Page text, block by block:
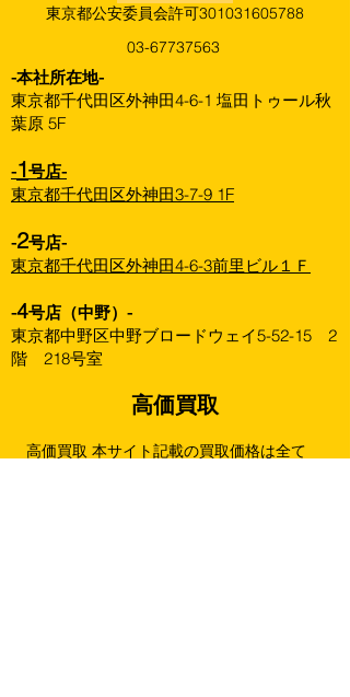
東京都公安委員会許可301031605788
03-67737563
​-本社所在地-
東京都千代田区外神田4-6-1 塩田トゥール秋
葉原 5F
-1号店-
東京都千代田区外神田3-7-9 1F
-2号店-
東京都千代田区外神田4-6-3前里ビル１Ｆ
-4号店（中野）-
東京都中野区中野ブロードウェイ5-52-15 2
階 218号室
高価買取
高価買取 本サイト記載の買取価格は全て